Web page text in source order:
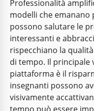
Professionalità
modelli che emanano
possono salutare le
interessanti e
rispecchiano la
di tempo. Il principale
piattaforma è il
insegnanti possono
visivamente